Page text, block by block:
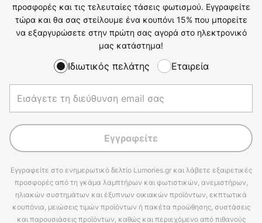
προσφορές και τις τελευταίες τάσεις φωτισμού. Εγγραφείτε
τώρα και θα σας στείλουμε ένα κουπόνι 15% που μπορείτε
να εξαργυρώσετε στην πρώτη σας αγορά στο ηλεκτρονικό
μας κατάστημα!
Ιδιωτικός πελάτης Εταιρεία
Εγγραφείτε
Εγγραφείτε στο ενημερωτικό δελτίο Lumories.gr και λάβετε εξαιρετικές
προσφορές από τη γκάμα λαμπτήρων και φωτιστικών, ανεμιστήρων,
ηλιακών συστημάτων και έξυπνων οικιακών προϊόντων, εκπτωτικά
κουπόνια, μειώσεις τιμών προϊόντων ή πακέτα προώθησης, συστάσεις
και παρουσιάσεις προϊόντων, καθώς και περιεχόμενο από πιθανούς